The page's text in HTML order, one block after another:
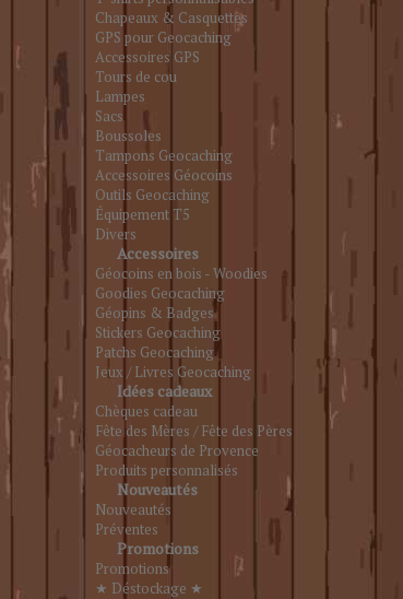
Chapeaux & Casquettes
GPS pour Geocaching
Accessoires GPS
Tours de cou
Lampes
Sacs
Boussoles
Tampons Geocaching
Accessoires Géocoins
Outils Geocaching
Équipement T5
Divers
Accessoires
Géocoins en bois - Woodies
Goodies Geocaching
Géopins & Badges
Stickers Geocaching
Patchs Geocaching
Jeux / Livres Geocaching
Idées cadeaux
Chèques cadeau
Fête des Mères / Fête des Pères
Géocacheurs de Provence
Produits personnalisés
Nouveautés
Nouveautés
Préventes
Promotions
Promotions
★ Déstockage ★